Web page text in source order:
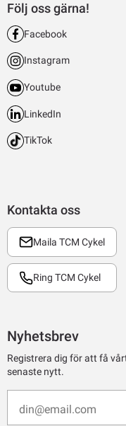
Kontakta oss
Maila TCM Cykel
Ring TCM Cykel
Följ oss gärna!
Facebook
Instagram
Youtube
LinkedIn
TikTok
Nyhetsbrev
Registrera dig för att få
senaste nytt.